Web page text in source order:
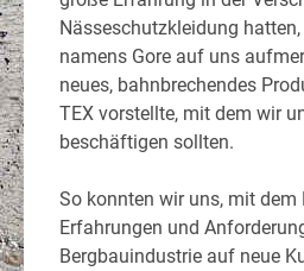
Nässeschutzkleidung
namens Gore auf uns
neues, bahnbrechendes
TEX vorstellte, mit dem wir
beschäftigen sollten.
So konnten wir uns, mit dem
Erfahrungen und
Bergbauindustrie auf neue